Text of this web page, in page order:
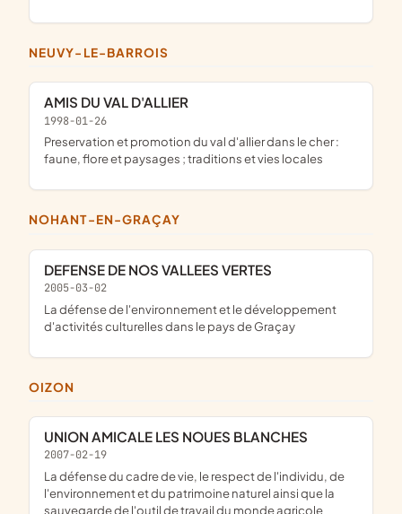
NEUVY-LE-BARROIS
AMIS DU VAL D'ALLIER
1998-01-26
Preservation et promotion du val d'allier dans le cher :
faune, flore et paysages ; traditions et vies locales
NOHANT-EN-GRAÇAY
DEFENSE DE NOS VALLEES VERTES
2005-03-02
la défense de l'environnement et le développement
d'activités culturelles dans le pays de Graçay
OIZON
UNION AMICALE LES NOUES BLANCHES
2007-02-19
La défense du cadre de vie, le respect de l'individu, de
l'environnement et du patrimoine naturel ainsi que la
sauvegarde de l'outil de travail du monde agricole